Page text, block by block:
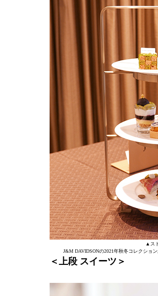
▲ス
J&M DAVIDSONの2021年秋冬コレクショ
＜上段 スイーツ＞